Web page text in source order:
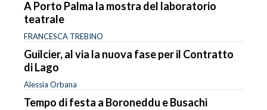
A Porto Palma la mostra del laboratorio
teatrale
FRANCESCA TREBINO
Guilcier, al via la nuova fase per il Contratto
di Lago
Alessia Orbana
Tempo di festa a Boroneddu e Busachi